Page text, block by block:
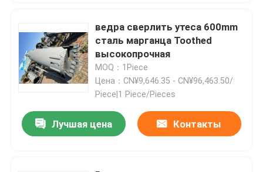
ведра сверлить утеса 600mm
сталь марганца Toothed
высокопрочная
MOQ：1Piece
Цена：CN¥9,646.35 - CN¥96,463.50/
Piece|1 Piece/Pieces
Лучшая цена Контакты